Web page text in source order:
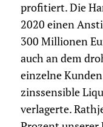
profitiert. Die
2020 einen
300 Millionen
auch an dem
einzelne
zinssensible
verlagerte.